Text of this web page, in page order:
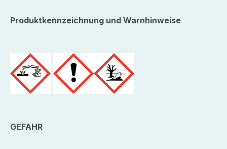
Produktkennzeichnung und Warnhinweise
GEFAHR